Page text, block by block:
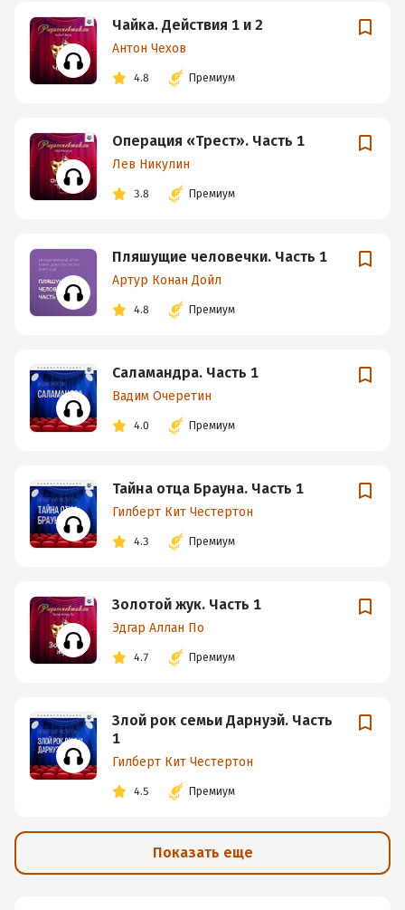
Чайка. Действия 1 и 2
Антон Чехов
4.8 Премиум
Операция «Трест». Часть 1
Лев Никулин
3.8 Премиум
Пляшущие человечки. Часть 1
Артур Конан Дойл
4.8 Премиум
Саламандра. Часть 1
Вадим Очеретин
4.0 Премиум
Тайна отца Брауна. Часть 1
Гилберт Кит Честертон
4.3 Премиум
Золотой жук. Часть 1
Эдгар Аллан По
4.7 Премиум
Злой рок семьи Дарнуэй. Часть
1
Гилберт Кит Честертон
4.5 Премиум
Показать еще